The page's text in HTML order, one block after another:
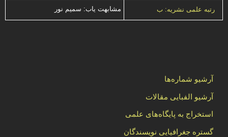
رتبه علمی نشریه: ب مشابهت ياب: سميم نور
آرشیو شماره‌ها
آرشیو الفبایی مقالات
استخراج به پایگاه‌های علمی
گستره جغرافیایی نویسندگان